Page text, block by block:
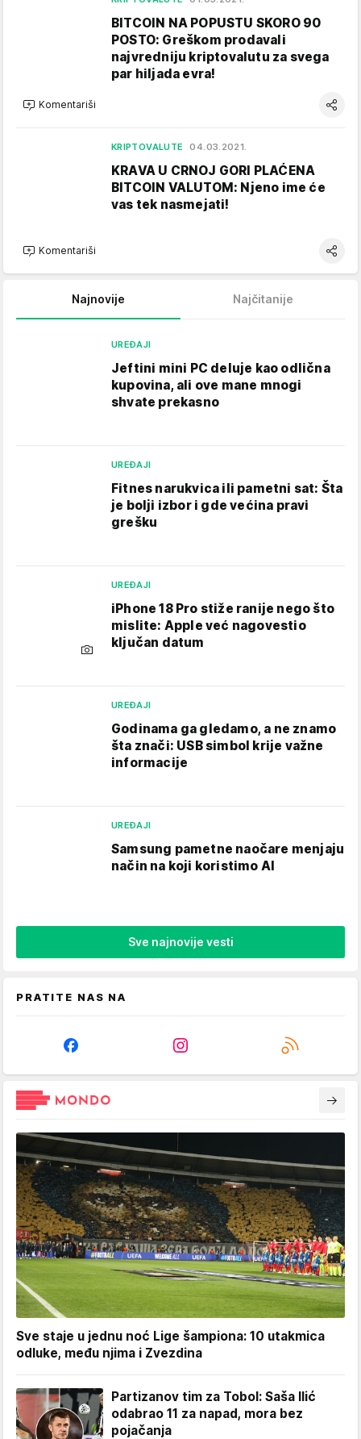
BITCOIN NA POPUSTU SKORO 90
POSTO: Greškom prodavali
najvredniju kriptovalutu za svega
par hiljada evra!
Komentariši
KRIPTOVALUTE 04.03.2021.
KRAVA U CRNOJ GORI PLAĆENA
BITCOIN VALUTOM: Njeno ime će
vas tek nasmejati!
Komentariši
Najnovije Najčitanije
UREĐAJI
Jeftini mini PC deluje kao odlična
kupovina, ali ove mane mnogi
shvate prekasno
UREĐAJI
Fitnes narukvica ili pametni sat: Šta
je bolji izbor i gde većina pravi
grešku
UREĐAJI
iPhone 18 Pro stiže ranije nego što
mislite: Apple već nagovestio
ključan datum
UREĐAJI
Godinama ga gledamo, a ne znamo
šta znači: USB simbol krije važne
informacije
UREĐAJI
Samsung pametne naočare menjaju
način na koji koristimo AI
Sve najnovije vesti
PRATITE NAS NA
Sve staje u jednu noć Lige šampiona: 10 utakmica
odluke, među njima i Zvezdina
Partizanov tim za Tobol: Saša Ilić
odabrao 11 za napad, mora bez
pojačanja